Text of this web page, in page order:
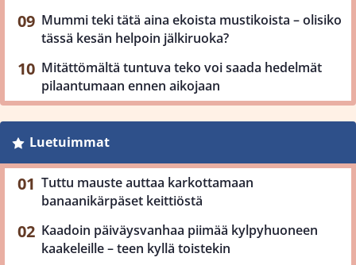
Mummi teki tätä aina ekoista mustikoista – olisiko
tässä kesän helpoin jälkiruoka?
Mitättömältä tuntuva teko voi saada hedelmät
pilaantumaan ennen aikojaan
Luetuimmat
Tuttu mauste auttaa karkottamaan
banaanikärpäset keittiöstä
Kaadoin päiväysvanhaa piimää kylpyhuoneen
kaakeleille – teen kyllä toistekin